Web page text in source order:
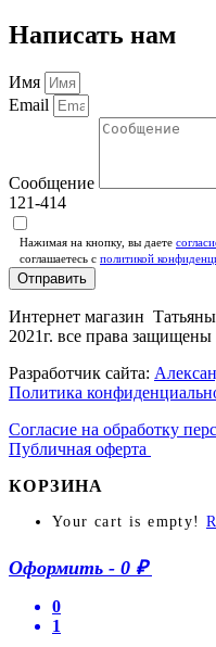
Написать нам
Имя
Email
Сообщение
121-414
Нажимая на кнопку, вы даете
соглашаетесь c политикой
Отправить
Интернет магазин
2021г. все права защищены
Разработчик сайта:
Политика
Согласие на обработку
Публичная оферта
КОРЗИНА
Your cart is empty!
Оформить - 0 ₽
0
1